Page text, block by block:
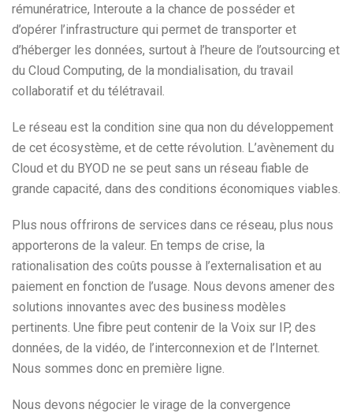
rémunératrice, Interoute a la chance de posséder et
d’opérer l’infrastructure qui permet de transporter et
d’héberger les données, surtout à l’heure de l’outsourcing et
du Cloud Computing, de la mondialisation, du travail
collaboratif et du télétravail.
Le réseau est la condition sine qua non du développement
de cet écosystème, et de cette révolution. L’avènement du
Cloud et du BYOD ne se peut sans un réseau fiable de
grande capacité, dans des conditions économiques viables.
Plus nous offrirons de services dans ce réseau, plus nous
apporterons de la valeur. En temps de crise, la
rationalisation des coûts pousse à l’externalisation et au
paiement en fonction de l’usage. Nous devons amener des
solutions innovantes avec des business modèles
pertinents. Une fibre peut contenir de la Voix sur IP, des
données, de la vidéo, de l’interconnexion et de l’Internet.
Nous sommes donc en première ligne.
Nous devons négocier le virage de la convergence